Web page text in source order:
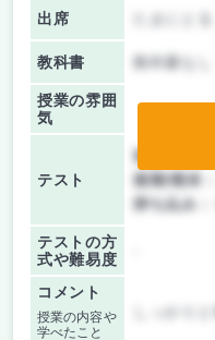
出席
教科書 教科書なし
授業の雰囲
気
テスト
前期/中間：
後期/期末：
持ち込み：
テストの方
式や難易度
コメント
授業の内容や
学べたこと
しっかり